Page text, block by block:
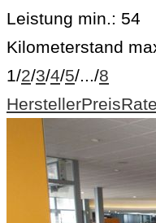
Leistung min.: 54
Kilometerstand
1/2/3/4/5/.../8
HerstellerPreisRate